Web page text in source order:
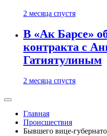
2 месяца спустя
В «Ак Барсе»
контракта с
Гатиятулиным
2 месяца спустя
Главная
Происшествия
Бывшего вице-